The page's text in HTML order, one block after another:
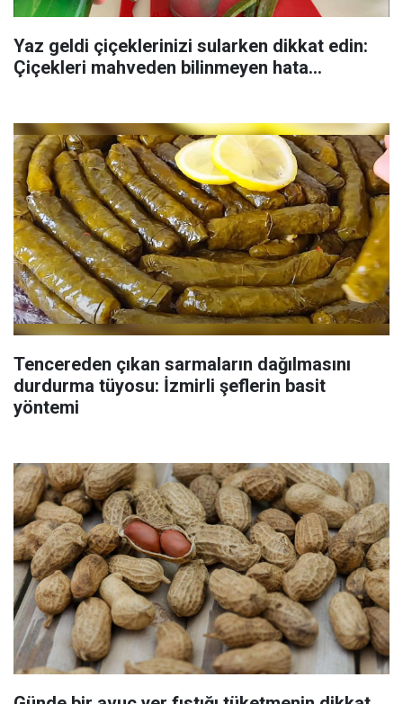
Yaz geldi çiçeklerinizi sularken dikkat edin:
Çiçekleri mahveden bilinmeyen hata...
Tencereden çıkan sarmaların dağılmasını
durdurma tüyosu: İzmirli şeflerin basit
yöntemi